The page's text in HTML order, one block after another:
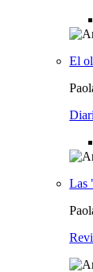
El
Las